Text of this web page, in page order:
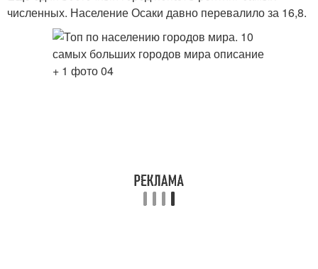
численных. Население Осаки давно перевалило за 16,8.